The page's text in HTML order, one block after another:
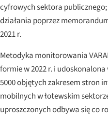
cyfrowych sektora
działania poprzez
2021 r.
Metodyka monitorowania
formie w 2022 r. i udoskonalona
5000 objętych zakresem stron
mobilnych w łotewskim
uproszczonych odbywa się co